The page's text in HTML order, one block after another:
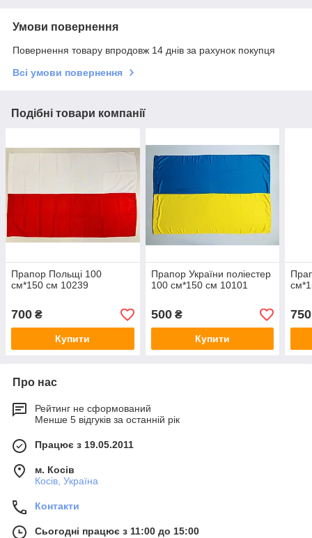
Умови повернення
Повернення товару впродовж 14 днів за рахунок покупця
Всі умови повернення
Подібні товари компанії
Прапор Польщі 100
см*150 см 10239
700 ₴
Купити
Прапор України поліестер
100 см*150 см 10101
500₴
Купити
750
Про нас
Рейтинг не сформований
Менше 5 відгуків за останній рік
Працює з 19.05.2011
м. Косів
Косів, Україна
Контакти
Сьогодні працює з 11:00 до 15:00